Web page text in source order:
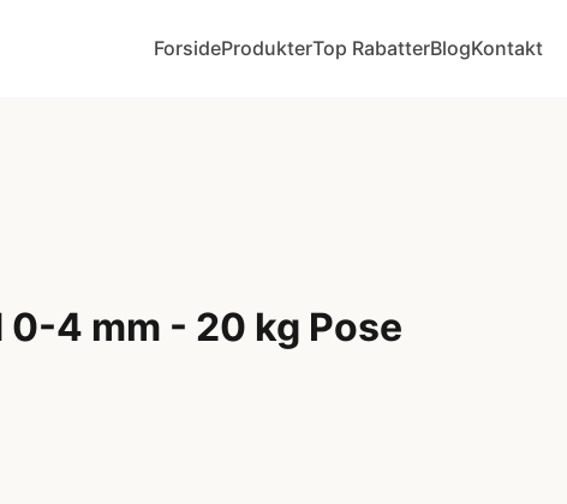
ForsideProdukterTop RabatterBlogKontakt
0-4 mm - 20 kg Pose